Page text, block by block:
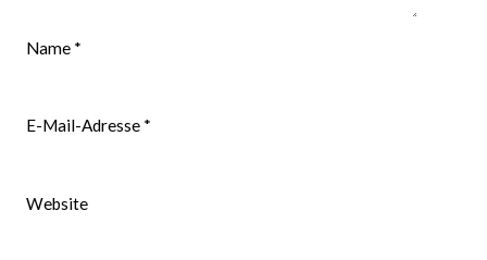
Name *
E-Mail-Adresse *
Website